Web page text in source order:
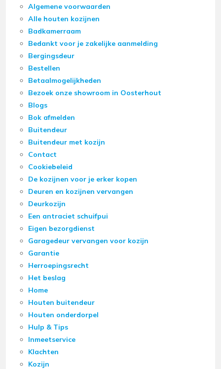
Algemene voorwaarden
Alle houten kozijnen
Badkamerraam
Bedankt voor je zakelijke aanmelding
Bergingsdeur
Bestellen
Betaalmogelijkheden
Bezoek onze showroom in Oosterhout
Blogs
Bok afmelden
Buitendeur
Buitendeur met kozijn
Contact
Cookiebeleid
De kozijnen voor je erker kopen
Deuren en kozijnen vervangen
Deurkozijn
Een antraciet schuifpui
Eigen bezorgdienst
Garagedeur vervangen voor kozijn
Garantie
Herroepingsrecht
Het beslag
Home
Houten buitendeur
Houten onderdorpel
Hulp & Tips
Inmeetservice
Klachten
Kozijn